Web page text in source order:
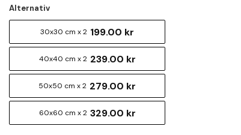
Alternativ
30x30 cm x 2 199.00 kr
40x40 cm x 2 239.00 kr
50x50 cm x 2 279.00 kr
60x60 cm x 2 329.00 kr